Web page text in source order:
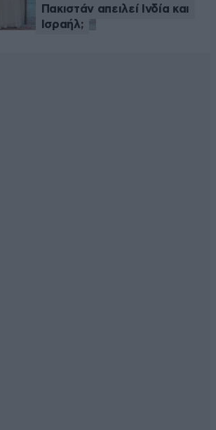
Πακιστάν απειλεί Ινδία και
Ισραήλ;